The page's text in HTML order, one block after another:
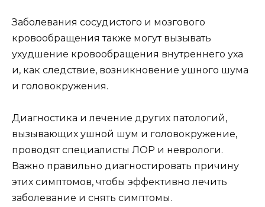
Заболевания сосудистого и мозгового
кровообращения также могут вызывать
ухудшение кровообращения внутреннего уха
и, как следствие, возникновение ушного шума
и головокружения.
Диагностика и лечение других патологий,
вызывающих ушной шум и головокружение,
проводят специалисты ЛОР и неврологи.
Важно правильно диагностировать причину
этих симптомов, чтобы эффективно лечить
заболевание и снять симптомы.